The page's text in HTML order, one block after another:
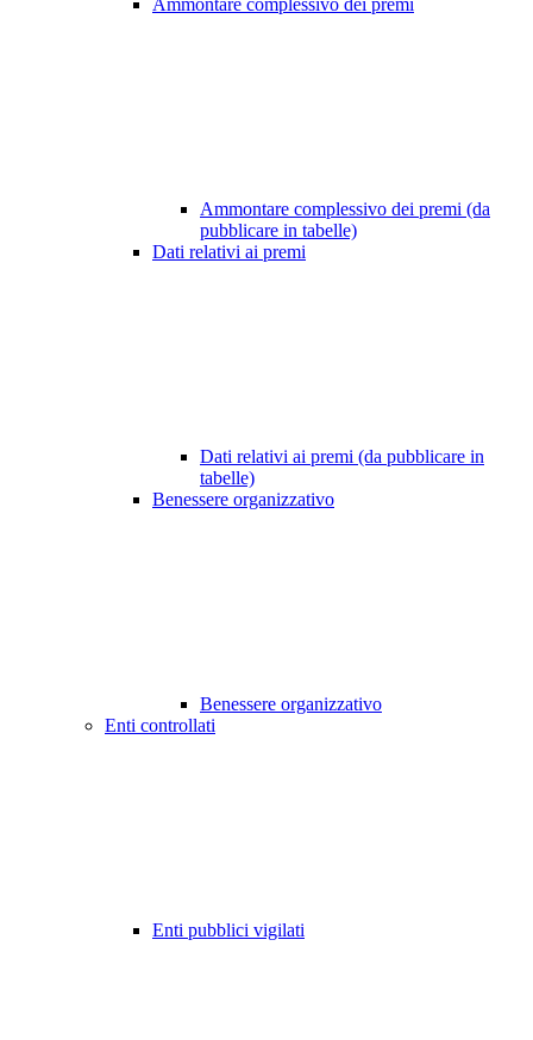
Ammontare complessivo dei premi
Ammontare complessivo dei premi (da
pubblicare in tabelle)
Dati relativi ai premi
Dati relativi ai premi (da pubblicare in
tabelle)
Benessere organizzativo
Benessere organizzativo
Enti controllati
Enti pubblici vigilati